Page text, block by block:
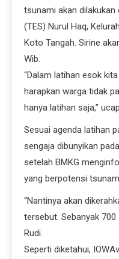
tsunami akan dilakukan
(TES) Nurul Haq,
Koto Tangah. Sirine
Wib.
“Dalam latihan esok
harapkan warga tidak
hanya latihan saja,”
Sesuai agenda latihan
sengaja dibunyikan
setelah BMKG
yang berpotensi
“Nantinya akan
tersebut. Sebanyak
Rudi.
Seperti diketahui,